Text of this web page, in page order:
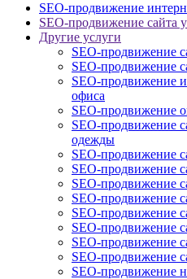
SEO-продвижение
SEO-продвижение сайта
Другие услуги
SEO-продвижение
SEO-продвижение
SEO-продвижение
офиса
SEO-продвижение
SEO-продвижение
одежды
SEO-продвижение
SEO-продвижение
SEO-продвижение
SEO-продвижение
SEO-продвижение
SEO-продвижение
SEO-продвижение
SEO-продвижение
SEO-продвижение